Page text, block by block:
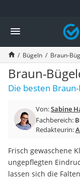
Die beliebtesten
Haushalt
Wassersprudler
Zentralstaubsauger
Brotbackautomat
Wischroboter
Wäschespinne
Spülmaschinentabs
Akku-Staubsauger
AEG-Waschmaschine
Saug-Wisch-Roboter
Handstaubsauger
Bügeln Braun-
Braun-
Die besten
Von:Sabine
Fachbereich:
Redakteurin:
Frisch gewaschene
ungepflegten
lassen sich die